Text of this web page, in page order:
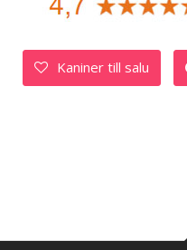
Kaniner till salu